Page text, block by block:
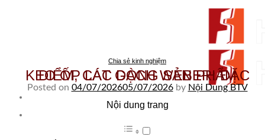
Chia sẻ kinh nghiệm
KEO ỐP LÁT GẠCH WEBER: ĐẶC ĐIỂM, CÁC DÒNG SẢN PHẨM
Posted on 04/07/202605/07/2026by Nội Dung BTV
Nội dung trang